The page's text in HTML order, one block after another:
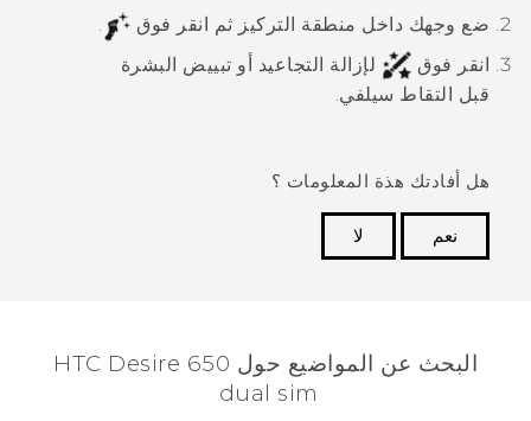
ضع وجهك داخل منطقة التركيز ثم انقر فوق
.
انقر فوق
لإزالة التجاعيد أو تبييض البشرة
قبل التقاط سيلفي.
هل أفادتك هذة المعلومات ؟
نعم
لا
البحث عن المواضيع حول HTC Desire 650
dual sim